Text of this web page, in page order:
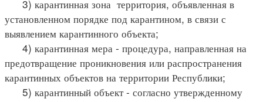
3) карантинная зона территория, объявленная в
установленном порядке под карантином, в связи с
выявлением карантинного объекта;
4) карантинная мера - процедура, направленная на
предотвращение проникновения или распространения
карантинных объектов на территории Республики;
5) карантинный объект - согласно утвержденному